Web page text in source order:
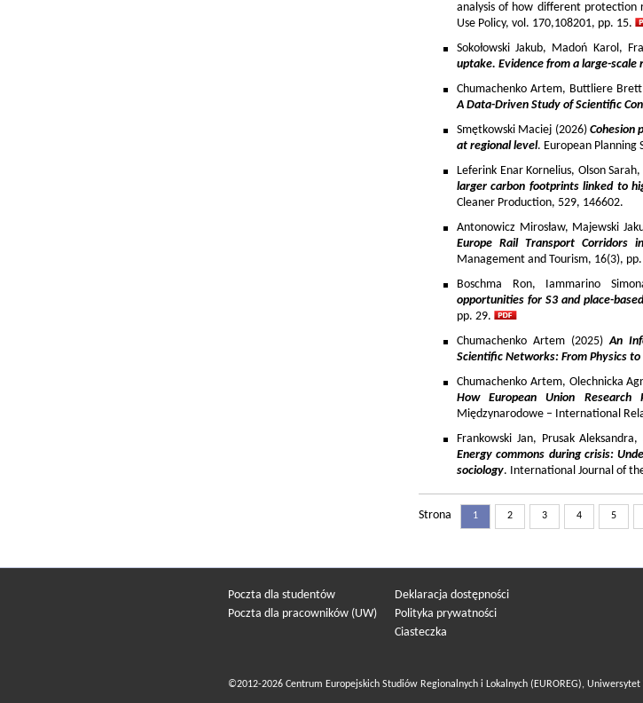
analysis of how different protection
Use Policy, vol. 170,108201, pp. 15.
Sokołowski Jakub, Madoń Karol,
uptake. Evidence from a large-
Chumachenko Artem, Buttliere
A Data-Driven Study of Scientific
Smętkowski Maciej (2026) Cohesion
at regional level. European Planning
Leferink Enar Kornelius, Olson
larger carbon footprints linked to
Cleaner Production, 529, 146602.
Antonowicz Mirosław, Majewski
Europe Rail Transport Corridors
Management and Tourism, 16(3),
Boschma Ron, Iammarino
opportunities for S3 and place-
pp. 29.
Chumachenko Artem (2025)An
Scientific Networks: From Physics
Chumachenko Artem, Olechnicka
How European Union
Międzynarodowe – International
Frankowski Jan, Prusak
Energy commons during crisis:
sociology. International Journal of
Strona 1 2 3 4 5
Poczta dla studentów
Poczta dla pracowników (UW)
Deklaracja dostępności
Polityka prywatności
Ciasteczka
©2012-2026 Centrum Europejskich Studiów Regionalnych i Lokalnych (EUROREG), Uniwersytet